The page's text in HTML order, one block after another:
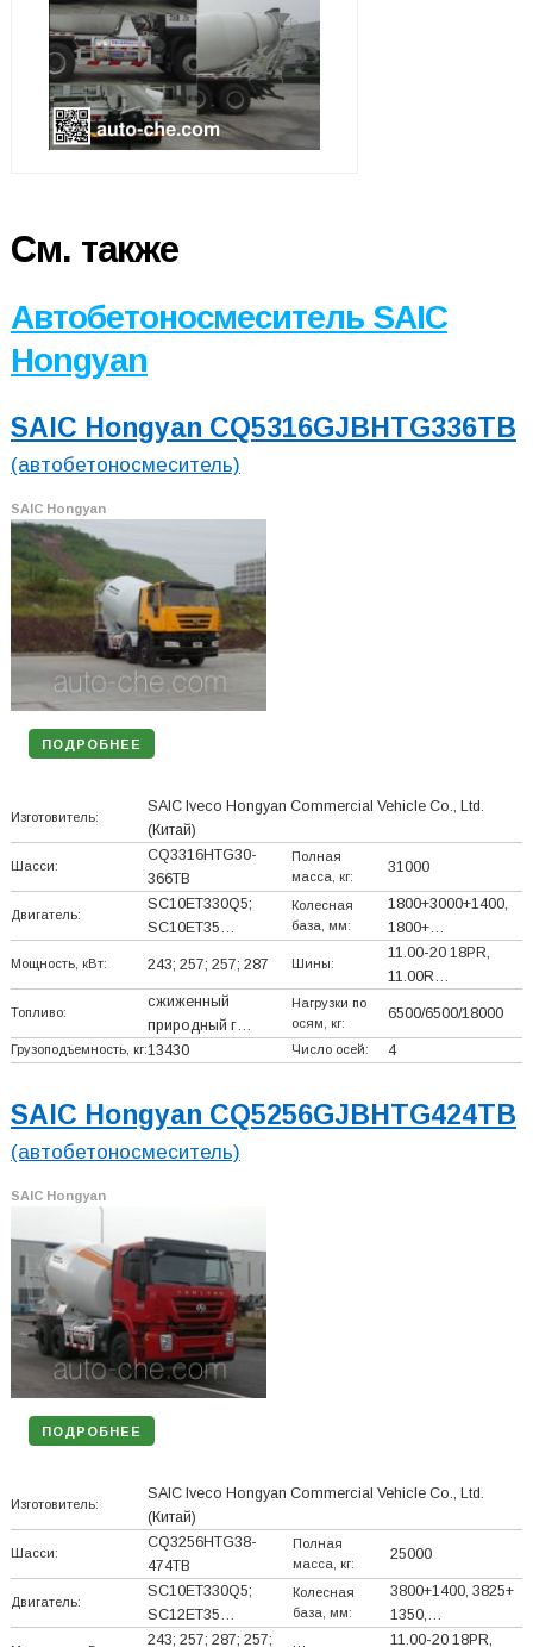
См. также
Автобетоносмеситель SAIC
Hongyan
SAIC Hongyan CQ5316GJBHTG336TB
(автобетоносмеситель)
SAIC Hongyan
ПОДРОБНЕЕ
Изготовитель:
SAIC Iveco Hongyan Commercial Vehicle Co., Ltd.
(Китай)
Шасси:
CQ3316HTG30-
366TB
Полная
масса, кг:
31000
Двигатель:
SC10ET330Q5;
SC10ET35…
Колесная
база, мм:
1800+3000+1400,
1800+…
Мощность, кВт: 243; 257; 257; 287 Шины:
11.00-20 18PR,
11.00R…
Топливо:
сжиженный
природный г…
Нагрузки по
осям, кг:
6500/6500/18000
Грузоподъемность, кг:13430 Число осей: 4
SAIC Hongyan CQ5256GJBHTG424TB
(автобетоносмеситель)
SAIC Hongyan
ПОДРОБНЕЕ
Изготовитель:
SAIC Iveco Hongyan Commercial Vehicle Co., Ltd.
(Китай)
Шасси:
CQ3256HTG38-
474TB
Полная
масса, кг:
25000
Двигатель:
SC10ET330Q5;
SC12ET35…
Колесная
база, мм:
3800+1400, 3825+
1350,…
243; 257; 287; 257;
11.00-20 18PR,